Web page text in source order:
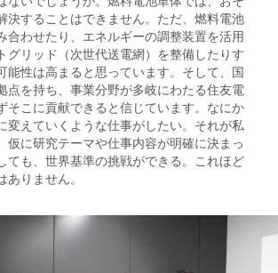
決することはできません。ただ、燃料電池
合わせたり、エネルギーの調整装置を活用
グリッド（次世代送電網）を整備したりす
能性は高まると思っています。そして、国
点を持ち、事業分野が多岐にわたる住友電
そこに貢献できると信じています。なにか
変えていくような仕事がしたい。それが私
仮に研究テーマや仕事内容が明確に決まっ
ても、世界基準の挑戦ができる。これほど
りません。